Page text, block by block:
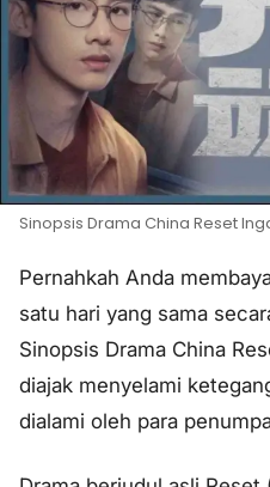
Sinopsis Drama China Reset
Pernahkah Anda
satu hari yang sama
Sinopsis Drama China
diajak menyelami
dialami oleh para